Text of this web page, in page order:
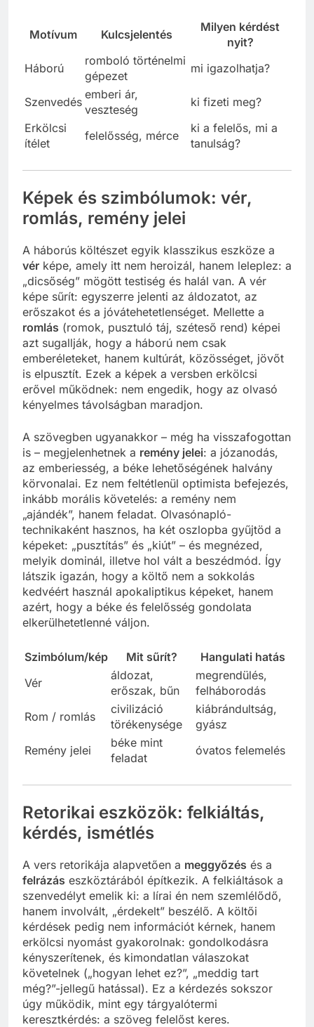
Motívum Kulcsjelentés
Milyen kérdést
nyit?
Háború
romboló történelmi
gépezet
mi igazolhatja?
Szenvedés
emberi ár,
veszteség
ki fizeti meg?
Erkölcsi
ítélet
felelősség, mérce
ki a felelős, mi a
tanulság?
Képek és szimbólumok: vér,
romlás, remény jelei
A háborús költészet egyik klasszikus eszköze a
vér képe, amely itt nem heroizál, hanem leleplez: a
„dicsőség” mögött testiség és halál van. A vér
képe sűrít: egyszerre jelenti az áldozatot, az
erőszakot és a jóvátehetetlenséget. Mellette a
romlás (romok, pusztuló táj, széteső rend) képei
azt sugallják, hogy a háború nem csak
emberéleteket, hanem kultúrát, közösséget, jövőt
is elpusztít. Ezek a képek a versben erkölcsi
erővel működnek: nem engedik, hogy az olvasó
kényelmes távolságban maradjon.
A szövegben ugyanakkor – még ha visszafogottan
is – megjelenhetnek a remény jelei: a józanodás,
az emberiesség, a béke lehetőségének halvány
körvonalai. Ez nem feltétlenül optimista befejezés,
inkább morális követelés: a remény nem
„ajándék”, hanem feladat. Olvasónapló-
technikaként hasznos, ha két oszlopba gyűjtöd a
képeket: „pusztítás” és „kiút” – és megnézed,
melyik dominál, illetve hol vált a beszédmód. Így
látszik igazán, hogy a költő nem a sokkolás
kedvéért használ apokaliptikus képeket, hanem
azért, hogy a béke és felelősség gondolata
elkerülhetetlenné váljon.
Szimbólum/kép Mit sűrít?
Hangulati hatás
Vér
áldozat,
erőszak, bűn
megrendülés,
felháborodás
Rom / romlás
civilizáció
törékenysége
kiábrándultság,
gyász
Remény jelei
béke mint
feladat
óvatos felemelés
Retorikai eszközök: felkiáltás,
kérdés, ismétlés
A vers retorikája alapvetően a meggyőzés és a
felrázás eszköztárából építkezik. A felkiáltások a
szenvedélyt emelik ki: a lírai én nem szemlélődő,
hanem involvált, „érdekelt” beszélő. A költői
kérdések pedig nem információt kérnek, hanem
erkölcsi nyomást gyakorolnak: gondolkodásra
kényszerítenek, és kimondatlan válaszokat
követelnek („hogyan lehet ez?”, „meddig tart
még?”-jellegű hatással). Ez a kérdezés sokszor
úgy működik, mint egy tárgyalótermi
keresztkérdés: a szöveg felelőst keres.